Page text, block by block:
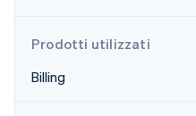
Atlas
Costituzione di start-up
Partner
Prodotti utilizzati
Billing